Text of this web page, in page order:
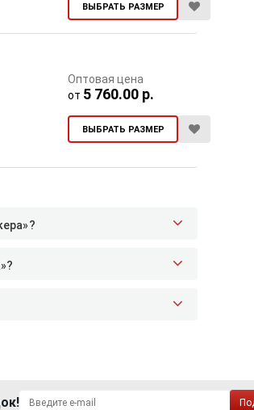
ВЫБРАТЬ РАЗМЕР
ВЫБРАТЬ РАЗМЕР
от 5 760.00 р.
Оптовая цена